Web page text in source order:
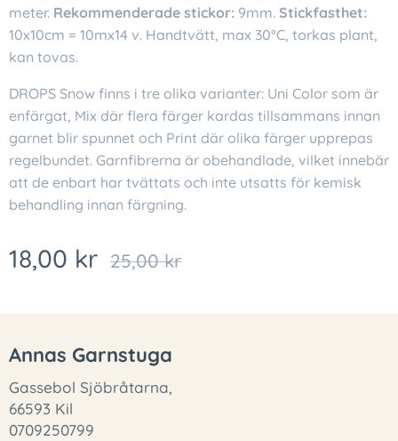
meter. Rekommenderade stickor: 9mm. Stickfasthet:
10x10cm = 10mx14 v. Handtvätt, max 30°C, torkas plant,
kan tovas.
DROPS Snow finns i tre olika varianter: Uni Color som är
enfärgat, Mix där flera färger kardas tillsammans innan
garnet blir spunnet och Print där olika färger upprepas
regelbundet. Garnfibrerna är obehandlade, vilket innebär
att de enbart har tvättats och inte utsatts för kemisk
behandling innan färgning.
18,00 kr 25,00kr
Annas Garnstuga
Gassebol Sjöbråtarna,
66593 Kil
0709250799